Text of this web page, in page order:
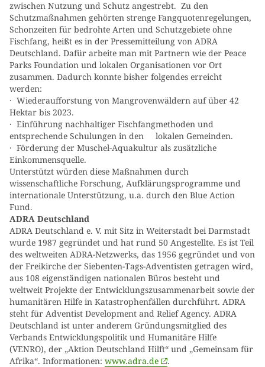
zwischen Nutzung und Schutz angestrebt. Zu den
Schutzmaßnahmen gehörten strenge Fangquotenregelungen,
Schonzeiten für bedrohte Arten und Schutzgebiete ohne
Fischfang, heißt es in der Pressemitteilung von ADRA
Deutschland. Dafür arbeite man mit Partnern wie der Peace
Parks Foundation und lokalen Organisationen vor Ort
zusammen. Dadurch konnte bisher folgendes erreicht
werden:
· Wiederaufforstung von Mangrovenwäldern auf über 42
Hektar bis 2023.
· Einführung nachhaltiger Fischfangmethoden und
entsprechende Schulungen in den lokalen Gemeinden.
· Förderung der Muschel-Aquakultur als zusätzliche
Einkommensquelle.
Unterstützt würden diese Maßnahmen durch
wissenschaftliche Forschung, Aufklärungsprogramme und
internationale Unterstützung, u.a. durch den Blue Action
Fund.
ADRA Deutschland
ADRA Deutschland e. V. mit Sitz in Weiterstadt bei Darmstadt
wurde 1987 gegründet und hat rund 50 Angestellte. Es ist Teil
des weltweiten ADRA-Netzwerks, das 1956 gegründet und von
der Freikirche der Siebenten-Tags-Adventisten getragen wird,
aus 108 eigenständigen nationalen Büros besteht und
weltweit Projekte der Entwicklungszusammenarbeit sowie der
humanitären Hilfe in Katastrophenfällen durchführt. ADRA
steht für Adventist Development and Relief Agency. ADRA
Deutschland ist unter anderem Gründungsmitglied des
Verbands Entwicklungspolitik und Humanitäre Hilfe
(VENRO), der „Aktion Deutschland Hilft“ und „Gemeinsam für
Afrika“. Informationen: www.adra.de .